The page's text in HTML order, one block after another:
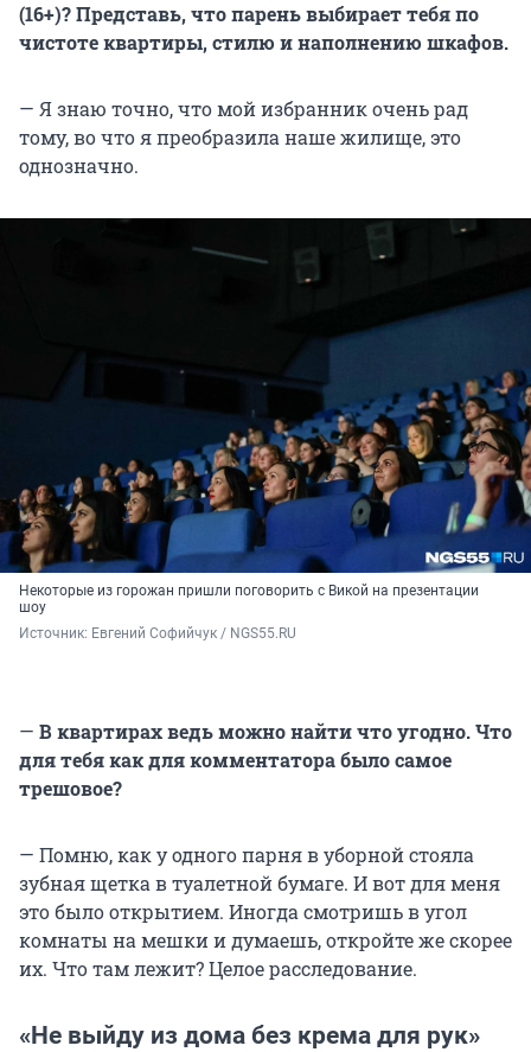
(16+)? Представь, что парень выбирает тебя по
чистоте квартиры, стилю и наполнению шкафов.
— Я знаю точно, что мой избранник очень рад
тому, во что я преобразила наше жилище, это
однозначно.
Некоторые из горожан пришли поговорить с Викой на презентации
шоу
Источник: Евгений Софийчук / NGS55.RU
— В квартирах ведь можно найти что угодно. Что
для тебя как для комментатора было самое
трешовое?
— Помню, как у одного парня в уборной стояла
зубная щетка в туалетной бумаге. И вот для меня
это было открытием. Иногда смотришь в угол
комнаты на мешки и думаешь, откройте же скорее
их. Что там лежит? Целое расследование.
«Не выйду из дома без крема для рук»